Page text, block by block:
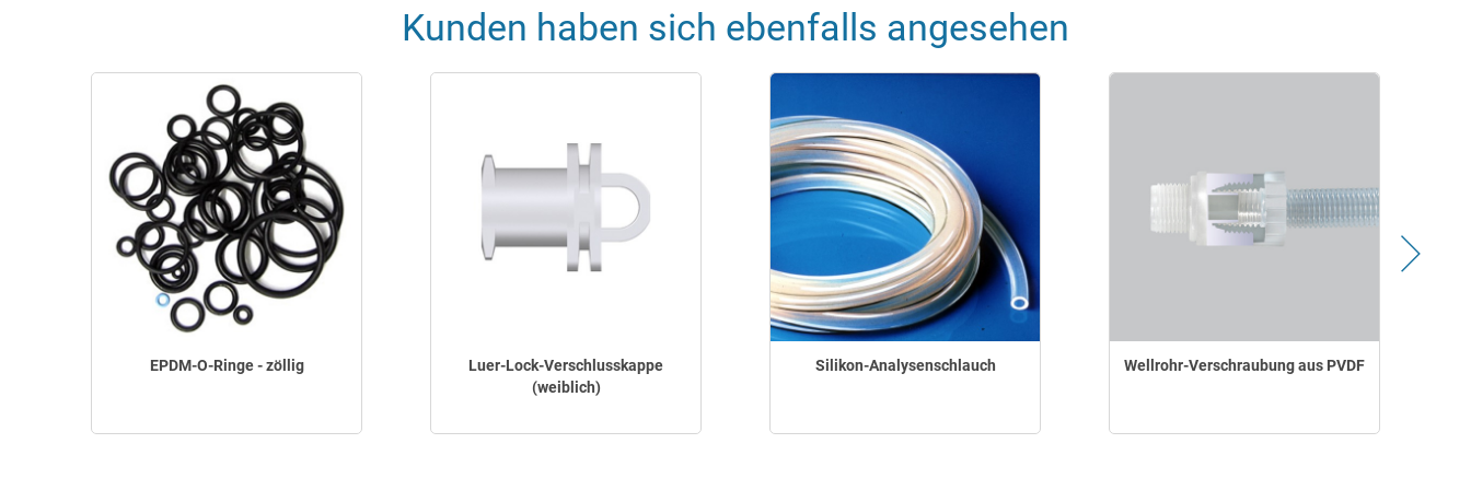
Kunden haben sich ebenfalls angesehen
EPDM-O-Ringe - zöllig
Luer-Lock-Verschlusskappe
(weiblich)
Silikon-Analysenschlauch Wellrohr-Verschraubung aus PVDF